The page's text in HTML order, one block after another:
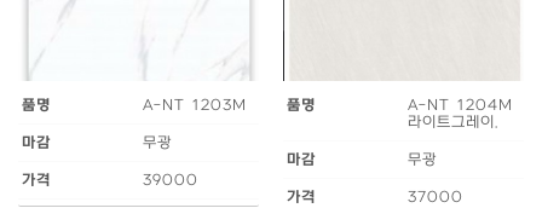
품명 A-NT 1203M
마감 무광
가격 39000
품명
A-NT 1204M
라이트그레이.
마감 무광
가격 37000